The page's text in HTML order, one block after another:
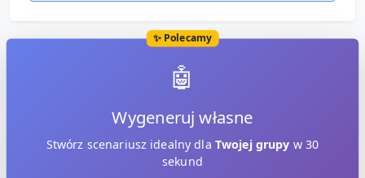
✨ Polecamy
🤖
Wygeneruj własne
Stwórz scenariusz idealny dla Twojej grupy w 30
sekund